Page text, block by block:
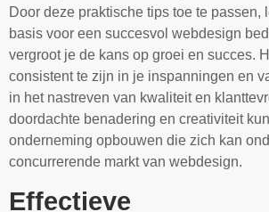
Door deze praktische tips toe te passen,
basis voor een succesvol webdesign
vergroot je de kans op groei en succes.
consistent te zijn in je inspanningen en
in het nastreven van kwaliteit en
doordachte benadering en creativiteit
onderneming opbouwen die zich kan
concurrerende markt van webdesign.
Effectieve